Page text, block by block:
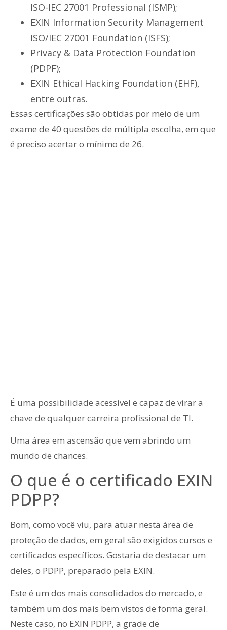
ISO-IEC 27001 Professional (ISMP);
EXIN Information Security Management
ISO/IEC 27001 Foundation (ISFS);
Privacy & Data Protection Foundation
(PDPF);
EXIN Ethical Hacking Foundation (EHF),
entre outras.
Essas certificações são obtidas por meio de um
exame de 40 questões de múltipla escolha, em que
é preciso acertar o mínimo de 26.
É uma possibilidade acessível e capaz de virar a
chave de qualquer carreira profissional de TI.
Uma área em ascensão que vem abrindo um
mundo de chances.
O que é o certificado EXIN
PDPP?
Bom, como você viu, para atuar nesta área de
proteção de dados, em geral são exigidos cursos e
certificados específicos. Gostaria de destacar um
deles, o PDPP, preparado pela EXIN.
Este é um dos mais consolidados do mercado, e
também um dos mais bem vistos de forma geral.
Neste caso, no EXIN PDPP, a grade de